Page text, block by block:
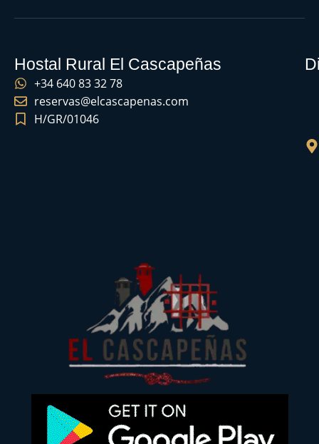
Hostal Rural El Cascapeñas
+34 640 83 32 78
reservas@elcascapenas.com
H/GR/01046